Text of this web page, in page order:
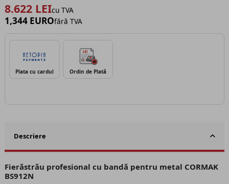
8.622 LEIcu TVA
1,344 EUROfără TVA
Plata cu cardul Ordin de Plată
Descriere
Fierăstrău profesional cu bandă pentru metal CORMAK
BS912N